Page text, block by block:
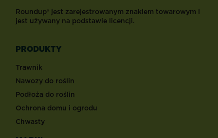
Roundup® jest zarejestrowanym znakiem towarowym i
jest używany na podstawie licencji.
PRODUKTY
Trawnik
Nawozy do roślin
Podłoża do roślin
Ochrona domu i ogrodu
Chwasty